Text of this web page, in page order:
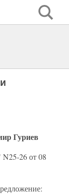
Гуриев
26 от 08